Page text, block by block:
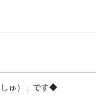
ゅ）」です◆